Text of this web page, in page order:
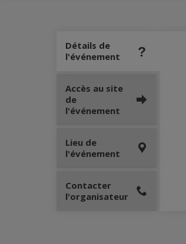
Détails de
l'événement
Accès au site
de
l'événement
Lieu de
l'événement
Contacter
l'organisateur